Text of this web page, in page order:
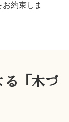
約束しま
る「木づ